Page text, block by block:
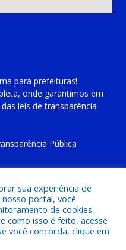
para prefeituras!
onde garantimos em
leis de transparência
Pública
Municipal de Cachoeira
sua experiência de
portal, você
de cookies.
como isso é feito, acesse
você concorda, clique em